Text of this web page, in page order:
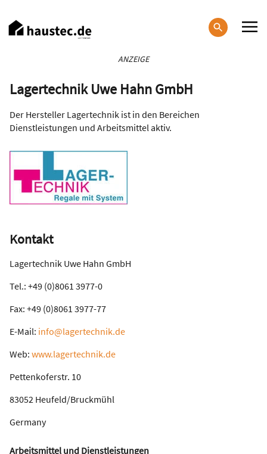
zum
Inhalt
ANZEIGE
Lagertechnik Uwe Hahn GmbH
Der Hersteller Lagertechnik ist in den Bereichen
Dienstleistungen und Arbeitsmittel aktiv.
Kontakt
Lagertechnik Uwe Hahn GmbH
Tel.: +49 (0)8061 3977-0
Fax: +49 (0)8061 3977-77
E-Mail: info@lagertechnik.de
Web: www.lagertechnik.de
Pettenkoferstr. 10
83052 Heufeld/Bruckmühl
Germany
Arbeitsmittel und Dienstleistungen